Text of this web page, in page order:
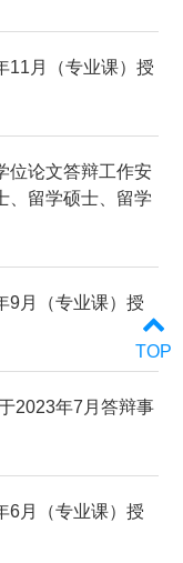
11月（专业课）授
位论文答辩工作安
、留学硕士、留学
9月（专业课）授
2023年7月答辩事
6月（专业课）授
TOP